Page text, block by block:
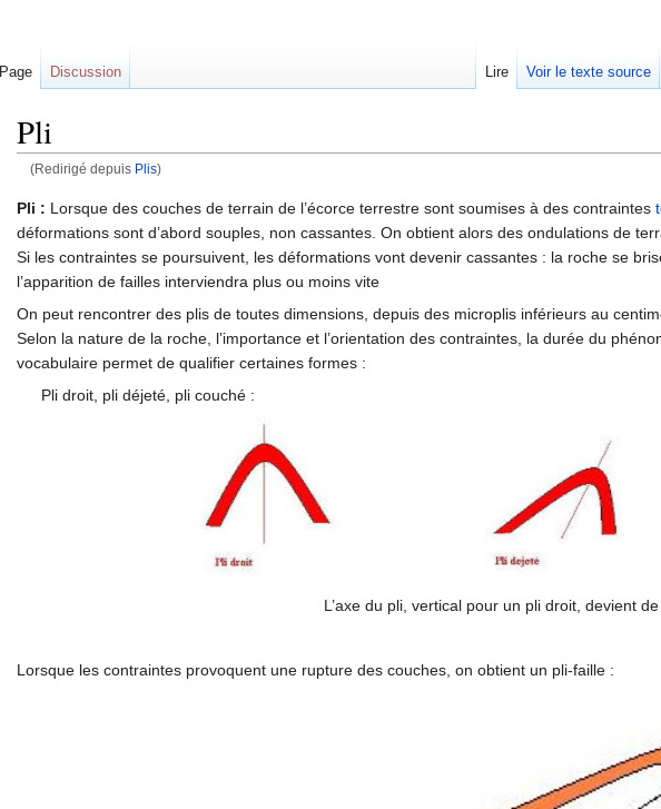
Pli
(Redirigé depuis Plis)
Pli : Lorsque des couches de terrain de l’écorce terrestre sont soumises à des contraintes
déformations sont d’abord souples, non cassantes. On obtient alors des ondulations de
Si les contraintes se poursuivent, les déformations vont devenir cassantes : la roche se
l’apparition de failles interviendra plus ou moins vite
On peut rencontrer des plis de toutes dimensions, depuis des microplis inférieurs au
Selon la nature de la roche, l’importance et l’orientation des contraintes, la durée du
vocabulaire permet de qualifier certaines formes :
Pli droit, pli déjeté, pli couché :
L’axe du pli, vertical pour un pli droit, devient
Lorsque les contraintes provoquent une rupture des couches, on obtient un pli-faille :
Page Discussion Lire Voir le texte source